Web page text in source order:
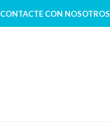
CONTACTE CON NOSOTROS